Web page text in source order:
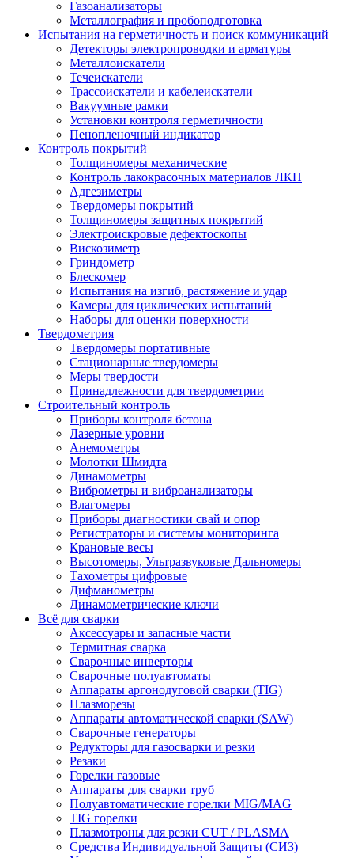
Газоанализаторы
Металлография и пробоподготовка
Испытания на герметичность и поиск коммуникаций
Детекторы электропроводки и арматуры
Металлоискатели
Течеискатели
Трассоискатели и кабелеискатели
Вакуумные рамки
Установки контроля герметичности
Пенопленочный индикатор
Контроль покрытий
Толщиномеры механические
Контроль лакокрасочных материалов ЛКП
Адгезиметры
Твердомеры покрытий
Толщиномеры защитных покрытий
Электроискровые дефектоскопы
Вискозиметр
Гриндометр
Блескомер
Испытания на изгиб, растяжение и удар
Камеры для циклических испытаний
Наборы для оценки поверхности
Твердометрия
Твердомеры портативные
Стационарные твердомеры
Меры твердости
Принадлежности для твердометрии
Строительный контроль
Приборы контроля бетона
Лазерные уровни
Анемометры
Молотки Шмидта
Динамометры
Виброметры и виброанализаторы
Влагомеры
Приборы диагностики свай и опор
Регистраторы и системы мониторинга
Крановые весы
Высотомеры, Ультразвуковые Дальномеры
Тахометры цифровые
Дифманометры
Динамометрические ключи
Всё для сварки
Аксессуары и запасные части
Термитная сварка
Сварочные инверторы
Сварочные полуавтоматы
Аппараты аргонодуговой сварки (TIG)
Плазморезы
Аппараты автоматической сварки (SAW)
Сварочные генераторы
Редукторы для газосварки и резки
Резаки
Горелки газовые
Аппараты для сварки труб
Полуавтоматические горелки MIG/MAG
TIG горелки
Плазмотроны для резки CUT / PLASMA
Средства Индивидуальной Защиты (СИЗ)